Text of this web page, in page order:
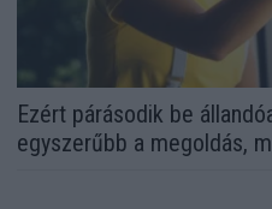
Ezért párásodik be
egyszerűbb a megoldás,